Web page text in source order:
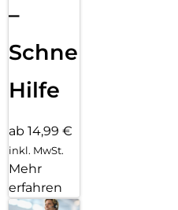
–
Schnelle
Hilfe
ab 14,99 €
inkl. MwSt.
Mehr
erfahren